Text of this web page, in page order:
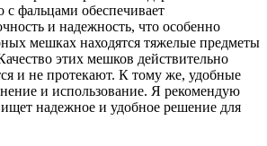
фальцами обеспечивает
и надежность, что особенно
мешках находятся тяжелые предметы
этих мешков действительно
и не протекают. К тому же, удобные
и использование. Я рекомендую
надежное и удобное решение для